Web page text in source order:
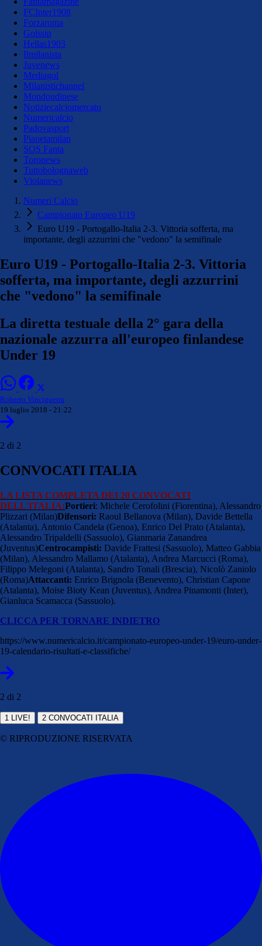
FCInter1908
Forzaroma
Golssip
Hellas1903
Ilmilanista
Juvenews
Mediagol
Milanistichannel
Mondoudinese
Notiziecalciomercato
Numericalcio
Padovasport
Pianetamilan
SOS Fanta
Toronews
Tuttobolognaweb
Violanews
Numeri Calcio
Campionato Europeo U19
Euro U19 - Portogallo-Italia 2-3. Vittoria sofferta, ma
importante, degli azzurrini che "vedono" la semifinale
Euro U19 - Portogallo-Italia 2-3. Vittoria
sofferta, ma importante, degli azzurrini
che "vedono" la semifinale
La diretta testuale della 2° gara della
nazionale azzurra all'europeo finlandese
Under 19
Roberto Vinciguerra
19 luglio 2018 - 21:22
2 di 2
CONVOCATI ITALIA
LA LISTA COMPLETA DEI 20 CONVOCATI
DELL'ITALIA:Portieri: Michele Cerofolini (Fiorentina), Alessandro
Plizzari (Milan)Difensori: Raoul Bellanova (Milan), Davide Bettella
(Atalanta), Antonio Candela (Genoa), Enrico Del Prato (Atalanta),
Alessandro Tripaldelli (Sassuolo), Gianmaria Zanandrea
(Juventus)Centrocampisti: Davide Frattesi (Sassuolo), Matteo Gabbia
(Milan), Alessandro Mallamo (Atalanta), Andrea Marcucci (Roma),
Filippo Melegoni (Atalanta), Sandro Tonali (Brescia), Nicolò Zaniolo
(Roma)Attaccanti: Enrico Brignola (Benevento), Christian Capone
(Atalanta), Moise Bioty Kean (Juventus), Andrea Pinamonti (Inter),
Gianluca Scamacca (Sassuolo).
CLICCA PER TORNARE INDIETRO
https://www.numericalcio.it/campionato-europeo-under-19/euro-under-
19-calendario-risultati-e-classifiche/
2 di 2
1 LIVE! 2 CONVOCATI ITALIA
© RIPRODUZIONE RISERVATA